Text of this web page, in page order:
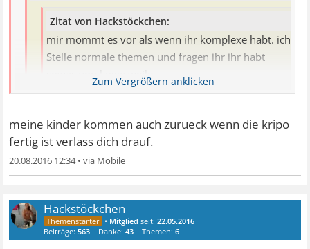
Zitat von Hackstöckchen:
mir mommt es vor als wenn ihr komplexe habt. ich
Stelle normale themen und fragen ihr ihr habt
sowas von lange weile
Ich wollte ja nichts mehr schreiben.
Kinder wolltest Du wieder haben und jetzt machste
hier einen auf
Sex............Gehts noch?
@Abendschein komm lass gut sein. Seine Frauen sind
gegangen seine Kinder sind auch alle weg er kann also
niemandem mehr schaden und wir sollten uns ein
Beispiel daran nehmen und auch gehen. Mit solchen
Menschen kann man sich nicht einlassen.
meine kinder kommen auch zurueck wenn die kripo
fertig ist verlass dich drauf.
20.08.2016 12:34•
Hackstöckchen
• Mitglied seit:22.05.2016
Beiträge:563 Danke:43 Themen:6